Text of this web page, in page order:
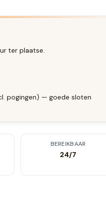
ter plaatse.
pogingen) — goede sloten
BEREIKBAAR
24/7